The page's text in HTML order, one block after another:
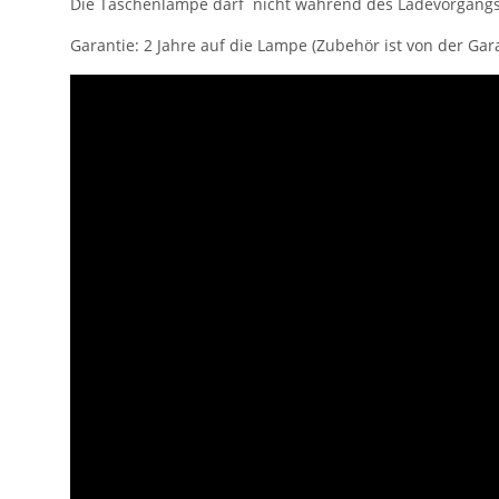
Garantie: 2 Jahre auf die Lampe (Zubehör ist von der